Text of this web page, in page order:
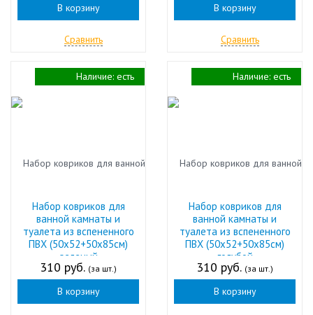
В корзину
Сравнить
В корзину
Сравнить
Набор ковриков для
ванной камнаты и
туалета из вспененного
ПВХ (50х52+50х85см)
зеленый
310 руб. (за шт.)
В корзину
Наличие: есть
Набор ковриков для
ванной камнаты и
туалета из вспененного
ПВХ (50х52+50х85см)
голубой
310 руб. (за шт.)
В корзину
Наличие: есть